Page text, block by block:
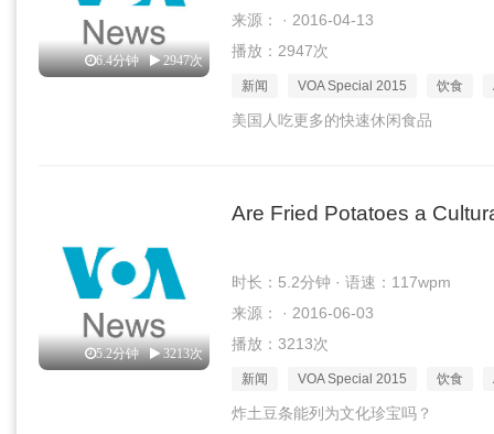
6.4分钟 2947次
来源： · 2016-04-13
播放：2947次
新闻 VOA Special 2015 饮食
美国人吃更多的快速休闲食品
5.2分钟 3213次
Are Fried Potatoes a
时长：5.2分钟 · 语速：117wpm
来源： · 2016-06-03
播放：3213次
新闻 VOA Special 2015 饮食
炸土豆条能列为文化珍宝吗？